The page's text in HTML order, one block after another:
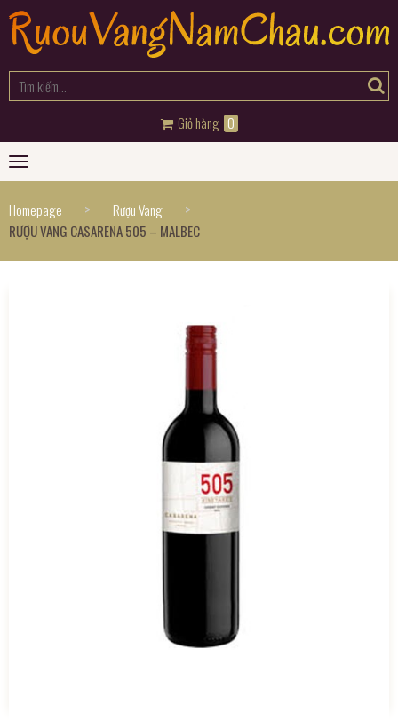
Giỏ hàng 0
Toggle
navigation
Homepage
> Rượu Vang >
RƯỢU VANG CASARENA 505 – MALBEC